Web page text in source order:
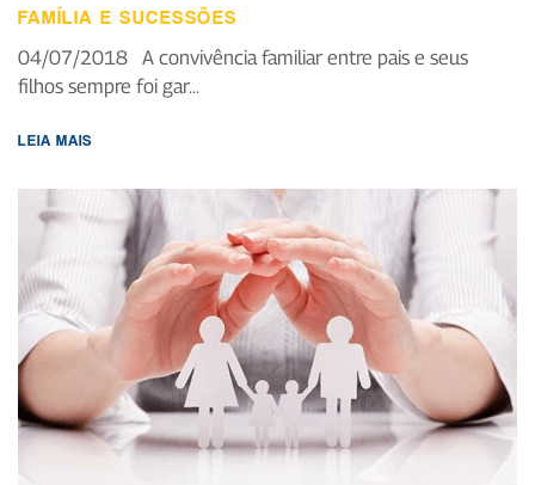
FAMÍLIA E SUCESSÕES
04/07/2018 A convivência familiar entre pais e seus
filhos sempre foi gar...
LEIA MAIS